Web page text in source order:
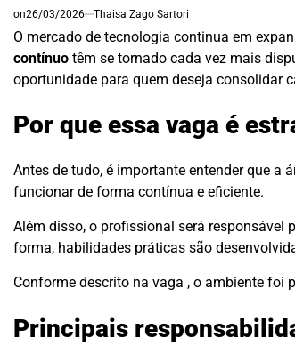
on26/03/2026 Thaisa Zago Sartori
O mercado de tecnologia continua em
contínuo têm se tornado cada vez mais
oportunidade para quem deseja consolidar
Por que essa vaga é
Antes de tudo, é importante entender que a
funcionar de forma contínua e eficiente.
Além disso, o profissional será responsável
forma, habilidades práticas são
Conforme descrito na vaga , o ambiente foi
Principais